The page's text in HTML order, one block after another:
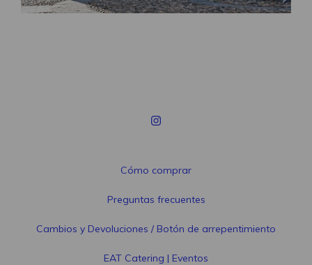
Cómo comprar
Preguntas frecuentes
Cambios y Devoluciones / Botón de arrepentimiento
EAT Catering | Eventos